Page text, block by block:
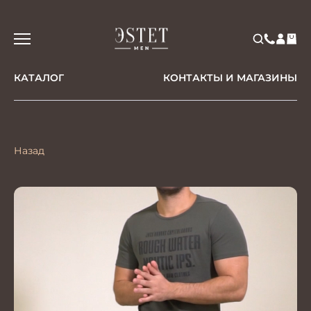
КАТАЛОГ КОНТАКТЫ И МАГАЗИНЫ
Назад